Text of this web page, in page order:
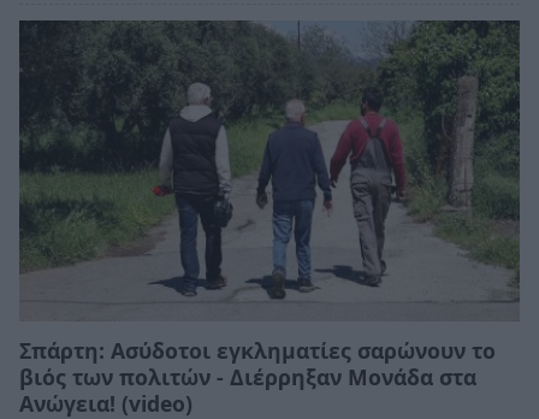
Σπάρτη: Ασύδοτοι εγκληματίες σαρώνουν το
βιός των πολιτών - Διέρρηξαν Μονάδα στα
Ανώγεια! (video)